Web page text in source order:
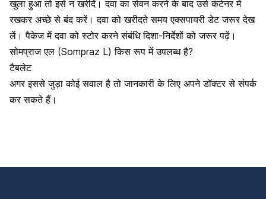
खुला हुआ तो इसे न खरीदें। दवा का सेवन करने के बाद उसे कंटेनर में
रखकर अच्छे से बंद करें। दवा को खरीदते समय एक्सपायरी डेट जरूर देख
लें। पैकेज में दवा को स्टोर करने संबंधि दिशा-निर्देशों को जरूर पढ़ें।
सोमप्राज एल (Sompraz L) किस रूप में उपलब्ध है?
टैबलेट
अगर इससे जुड़ा कोई सवाल है तो जानकारी के लिए अपने डॉक्टर से संपर्क
कर सकते हैं।